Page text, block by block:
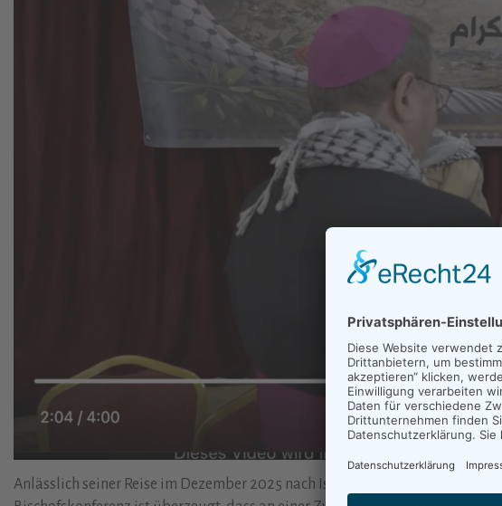
Anlässlich seiner Reise im Dezember 2025 nach Israel und in die